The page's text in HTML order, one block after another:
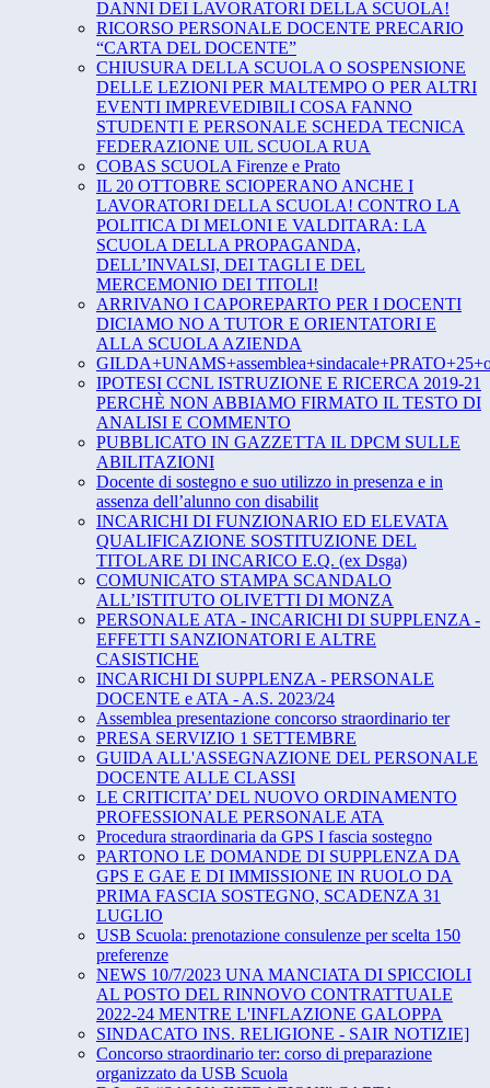
DANNI DEI LAVORATORI DELLA SCUOLA!
RICORSO PERSONALE DOCENTE PRECARIO
“CARTA DEL DOCENTE”
CHIUSURA DELLA SCUOLA O SOSPENSIONE
DELLE LEZIONI PER MALTEMPO O PER ALTRI
EVENTI IMPREVEDIBILI COSA FANNO
STUDENTI E PERSONALE SCHEDA TECNICA
FEDERAZIONE UIL SCUOLA RUA
COBAS SCUOLA Firenze e Prato
IL 20 OTTOBRE SCIOPERANO ANCHE I
LAVORATORI DELLA SCUOLA! CONTRO LA
POLITICA DI MELONI E VALDITARA: LA
SCUOLA DELLA PROPAGANDA,
DELL’INVALSI, DEI TAGLI E DEL
MERCEMONIO DEI TITOLI!
ARRIVANO I CAPOREPARTO PER I DOCENTI
DICIAMO NO A TUTOR E ORIENTATORI E
ALLA SCUOLA AZIENDA
IPOTESI CCNL ISTRUZIONE E RICERCA 2019-21
PERCHÈ NON ABBIAMO FIRMATO IL TESTO DI
ANALISI E COMMENTO
PUBBLICATO IN GAZZETTA IL DPCM SULLE
ABILITAZIONI
Docente di sostegno e suo utilizzo in presenza e in
assenza dell’alunno con disabilit
INCARICHI DI FUNZIONARIO ED ELEVATA
QUALIFICAZIONE SOSTITUZIONE DEL
TITOLARE DI INCARICO E.Q. (ex Dsga)
COMUNICATO STAMPA SCANDALO
ALL’ISTITUTO OLIVETTI DI MONZA
PERSONALE ATA - INCARICHI DI SUPPLENZA -
EFFETTI SANZIONATORI E ALTRE
CASISTICHE
INCARICHI DI SUPPLENZA - PERSONALE
DOCENTE e ATA - A.S. 2023/24
Assemblea presentazione concorso straordinario ter
PRESA SERVIZIO 1 SETTEMBRE
GUIDA ALL'ASSEGNAZIONE DEL PERSONALE
DOCENTE ALLE CLASSI
LE CRITICITA’ DEL NUOVO ORDINAMENTO
PROFESSIONALE PERSONALE ATA
Procedura straordinaria da GPS I fascia sostegno
PARTONO LE DOMANDE DI SUPPLENZA DA
GPS E GAE E DI IMMISSIONE IN RUOLO DA
PRIMA FASCIA SOSTEGNO, SCADENZA 31
LUGLIO
USB Scuola: prenotazione consulenze per scelta 150
preferenze
NEWS 10/7/2023 UNA MANCIATA DI SPICCIOLI
AL POSTO DEL RINNOVO CONTRATTUALE
2022-24 MENTRE L'INFLAZIONE GALOPPA
SINDACATO INS. RELIGIONE - SAIR NOTIZIE]
Concorso straordinario ter: corso di preparazione
organizzato da USB Scuola